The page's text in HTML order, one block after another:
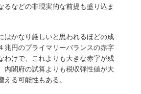
るなどの非現実的な前提も盛り込ま
はかなり厳しいと思われるほどの成
兆円のプライマリーバランスの赤字
わけで、これよりも大きな赤字が残
内閣府の試算よりも税収弾性値が大
える可能性もある。